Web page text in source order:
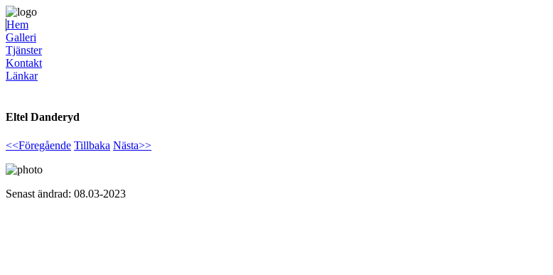
Hem
Galleri
Tjänster
Kontakt
Länkar
Eltel Danderyd
<<Föregående Tillbaka Nästa>>
Senast ändrad: 08.03-2023